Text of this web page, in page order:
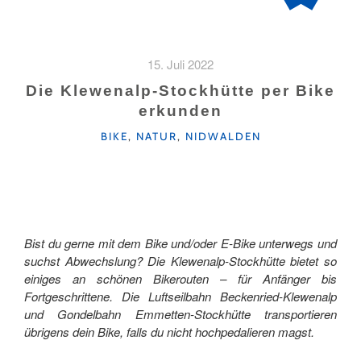
15. Juli 2022
Die Klewenalp-Stockhütte per Bike
erkunden
KATEGORIEN
BIKE, NATUR, NIDWALDEN
Bist du gerne mit dem Bike und/oder E-Bike unterwegs und
suchst Abwechslung? Die Klewenalp-Stockhütte bietet so
einiges an schönen Bikerouten – für Anfänger bis
Fortgeschrittene. Die Luftseilbahn Beckenried-Klewenalp
und Gondelbahn Emmetten-Stockhütte transportieren
übrigens dein Bike, falls du nicht hochpedalieren magst.